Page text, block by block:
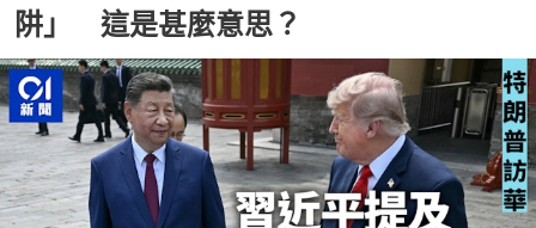
阱」 這是甚麼意思？